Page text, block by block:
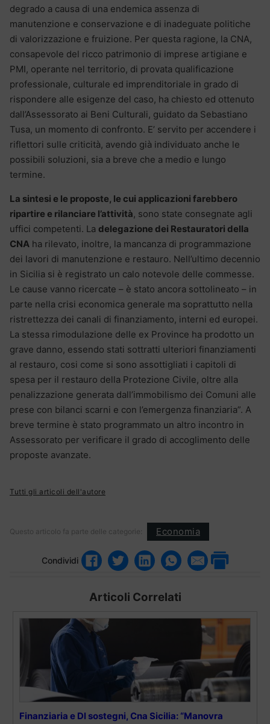
degrado a causa di una endemica assenza di
manutenzione e conservazione e di inadeguate politiche
di valorizzazione e fruizione. Per questa ragione, la CNA,
consapevole del ricco patrimonio di imprese artigiane e
PMI, operante nel territorio, di provata qualificazione
professionale, culturale ed imprenditoriale in grado di
rispondere alle esigenze del caso, ha chiesto ed ottenuto
dall’Assessorato ai Beni Culturali, guidato da Sebastiano
Tusa, un momento di confronto. E’ servito per accendere i
riflettori sulle criticità, avendo già individuato anche le
possibili soluzioni, sia a breve che a medio e lungo
termine.
La sintesi e le proposte, le cui applicazioni farebbero
ripartire e rilanciare l’attività, sono state consegnate agli
uffici competenti. La delegazione dei Restauratori della
CNA ha rilevato, inoltre, la mancanza di programmazione
dei lavori di manutenzione e restauro. Nell’ultimo decennio
in Sicilia si è registrato un calo notevole delle commesse.
Le cause vanno ricercate – è stato ancora sottolineato – in
parte nella crisi economica generale ma soprattutto nella
ristrettezza dei canali di finanziamento, interni ed europei.
La stessa rimodulazione delle ex Province ha prodotto un
grave danno, essendo stati sottratti ulteriori finanziamenti
al restauro, cosi come si sono assottigliati i capitoli di
spesa per il restauro della Protezione Civile, oltre alla
penalizzazione generata dall’immobilismo dei Comuni alle
prese con bilanci scarni e con l’emergenza finanziaria”. A
breve termine è stato programmato un altro incontro in
Assessorato per verificare il grado di accoglimento delle
proposte avanzate.
Tutti gli articoli dell'autore
Questo articolo fa parte delle categorie: Economia
Condividi
Articoli Correlati
Finanziaria e Dl sostegni, Cna Sicilia: “Manovra